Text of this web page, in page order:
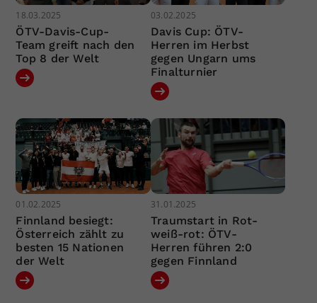
18.03.2025
ÖTV-Davis-Cup-
Team greift nach den
Top 8 der Welt
03.02.2025
Davis Cup: ÖTV-
Herren im Herbst
gegen Ungarn ums
Finalturnier
01.02.2025
Finnland besiegt:
Österreich zählt zu
besten 15 Nationen
der Welt
31.01.2025
Traumstart in Rot-
weiß-rot: ÖTV-
Herren führen 2:0
gegen Finnland